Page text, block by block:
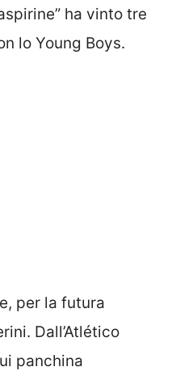
ha vinto tre
lo Young Boys.
per la futura
Dall’Atlético
panchina